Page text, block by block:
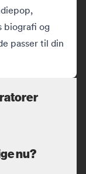
biografi og
passer til din
nu?